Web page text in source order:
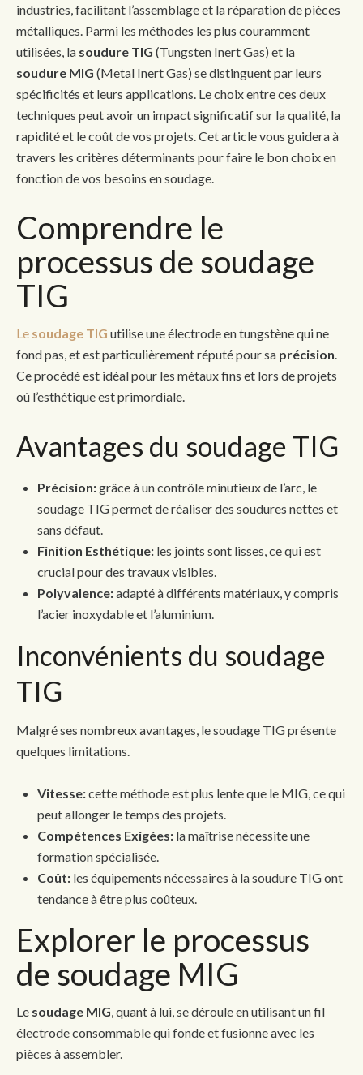
industries, facilitant l’assemblage et la réparation de pièces
métalliques. Parmi les méthodes les plus couramment
utilisées, la soudure TIG (Tungsten Inert Gas) et la
soudure MIG (Metal Inert Gas) se distinguent par leurs
spécificités et leurs applications. Le choix entre ces deux
techniques peut avoir un impact significatif sur la qualité, la
rapidité et le coût de vos projets. Cet article vous guidera à
travers les critères déterminants pour faire le bon choix en
fonction de vos besoins en soudage.
Comprendre le
processus de soudage
TIG
Le soudage TIG utilise une électrode en tungstène qui ne
fond pas, et est particulièrement réputé pour sa précision
Ce procédé est idéal pour les métaux fins et lors de projets
où l’esthétique est primordiale.
Avantages du soudage TIG
Précision:grâce à un contrôle minutieux de l’arc, le
soudage TIG permet de réaliser des soudures nettes et
sans défaut.
Finition Esthétique: les joints sont lisses, ce qui est
crucial pour des travaux visibles.
Polyvalence:adapté à différents matériaux, y compris
l’acier inoxydable et l’aluminium.
Inconvénients du soudage
TIG
Malgré ses nombreux avantages, le soudage TIG présente
quelques limitations.
Vitesse:cette méthode est plus lente que le MIG, ce qui
peut allonger le temps des projets.
Compétences Exigées: la maîtrise nécessite une
formation spécialisée.
Coût: les équipements nécessaires à la soudure TIG ont
tendance à être plus coûteux.
Explorer le processus
de soudage MIG
Le soudage MIG , quant à lui, se déroule en utilisant un fil
électrode consommable qui fonde et fusionne avec les
pièces à assembler.